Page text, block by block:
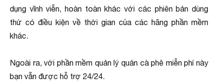
dụng vĩnh viễn, hoàn toàn khác với các phiên bản dùng
thử có điều kiện về thời gian của các hãng phần mềm
khác.
Ngoài ra, với phần mềm quản lý quán cà phê miễn phí này
bạn vẫn được hỗ trợ 24/24.